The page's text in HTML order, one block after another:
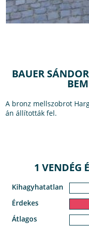
BAUER
A bronz mellszobrot
án állították fel.
1 VENDÉG
Kihagyhatatlan
Érdekes
Átlagos